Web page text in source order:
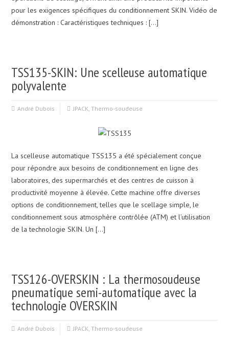
pour les exigences spécifiques du conditionnement SKIN. Vidéo de
démonstration : Caractéristiques techniques : […]
TSS135-SKIN: Une scelleuse automatique
polyvalente
André Dubois JPACK,Thermo-soudeuse
La scelleuse automatique TSS135 a été spécialement conçue
pour répondre aux besoins de conditionnement en ligne des
laboratoires, des supermarchés et des centres de cuisson à
productivité moyenne à élevée. Cette machine offre diverses
options de conditionnement, telles que le scellage simple, le
conditionnement sous atmosphère contrôlée (ATM) et l’utilisation
de la technologie SKIN. Un […]
TSS126-OVERSKIN : La thermosoudeuse
pneumatique semi-automatique avec la
technologie OVERSKIN
André Dubois JPACK,Thermo-soudeuse